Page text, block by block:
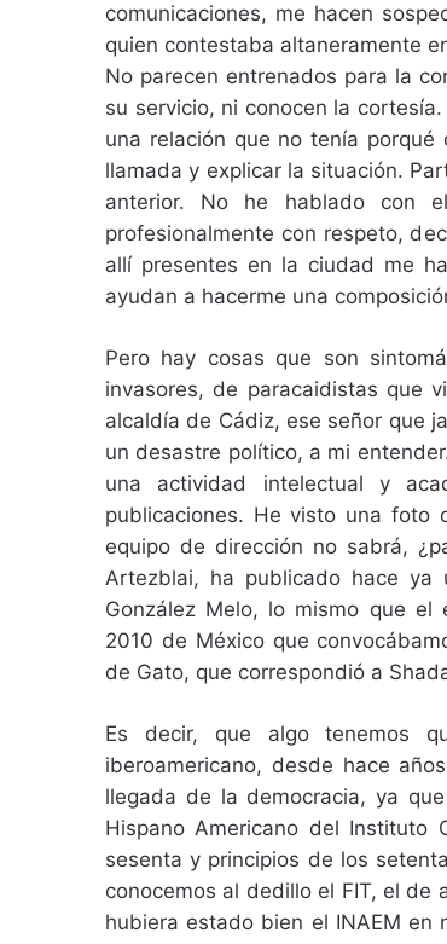
comunicaciones, me hacen
quien contestaba altaneramente
No parecen entrenados para la
su servicio, ni conocen la
una relación que no tenía
llamada y explicar la situación.
anterior. No he hablado con
profesionalmente con respeto,
allí presentes en la ciudad me
ayudan a hacerme una
Pero hay cosas que son
invasores, de paracaidistas que
alcaldía de Cádiz, ese señor que
un desastre político, a mi
una actividad intelectual y
publicaciones. He visto una foto
equipo de dirección no sabrá,
Artezblai, ha publicado hace ya
González Melo, lo mismo que el
2010 de México que
de Gato, que correspondió a
Es decir, que algo tenemos
iberoamericano, desde hace
llegada de la democracia, ya
Hispano Americano del Instituto
sesenta y principios de los
conocemos al dedillo el FIT, el
hubiera estado bien el INAEM en